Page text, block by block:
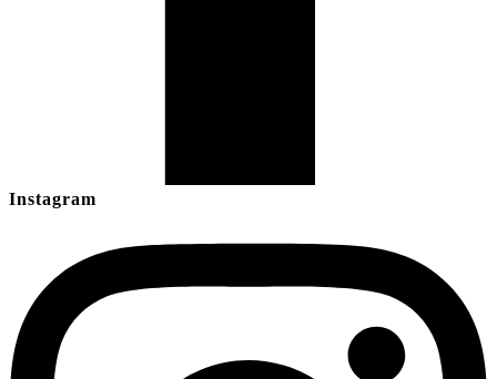
Instagram